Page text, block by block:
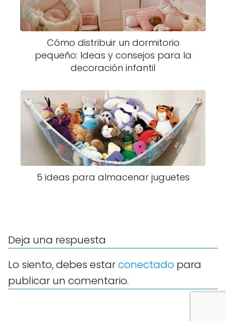
Cómo distribuir un dormitorio
pequeño: Ideas y consejos para la
decoración infantil
5 ideas para almacenar juguetes
Deja una respuesta
Lo siento, debes estarconectado para
publicar un comentario.